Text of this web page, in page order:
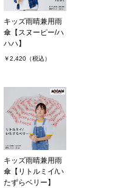
キッズ雨晴兼用雨
傘【スヌーピー/ハ
ハハ】
￥2,420（税込）
キッズ雨晴兼用雨
傘【リトルミイ/い
たずらベリー】